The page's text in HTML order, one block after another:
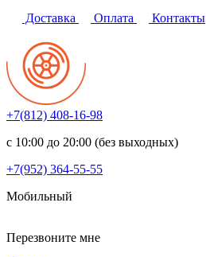
Доставка Оплата Контакты
+7(812) 408-16-98
с 10:00 до 20:00 (без выходных)
+7(952) 364-55-55
Мобильный
Перезвоните мне